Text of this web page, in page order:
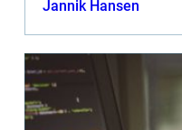
Jannik Hansen